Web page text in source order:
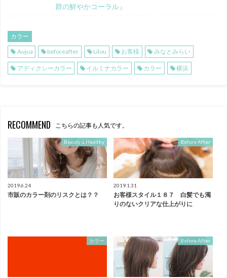
群の鮮やかコーラル』
カラー
Aujua
beforeafter Lilou お客様 みなとみらい
アディクシーカラー イルミナカラー カラー 横浜
RECOMMEND こちらの記事も人気です。
Beauty＆Healthy
2019.6.24
市販のカラー剤のリスクとは？？
Before After
2019.1.31
お客様スタイル１８７ 白髪でも濁
りのないクリアな仕上がりに
カラー Before After